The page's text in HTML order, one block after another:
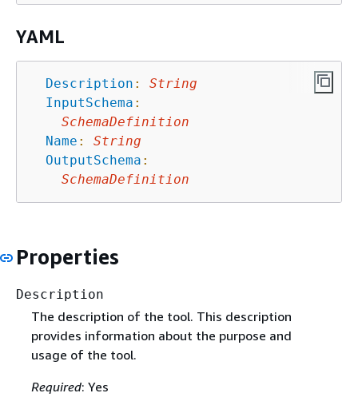
YAML
Description :
String
InputSchema :
SchemaDefinition
Name :
String
OutputSchema :
SchemaDefinition
Properties
Description
The description of the tool. This description
provides information about the purpose and
usage of the tool.
Required: Yes